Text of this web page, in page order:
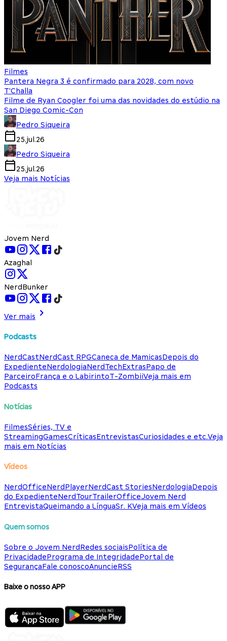
Filmes
Pantera Negra 3 é confirmado para 2028, com novo
T'Challa
Filme de Ryan Coogler foi uma das novidades do estúdio na
San Diego Comic-Con
Pedro Siqueira
25.jul.26
Pedro Siqueira
25.jul.26
Veja mais Notícias
Jovem Nerd
Azaghal
NerdBunker
Ver mais
Podcasts
NerdCastNerdCast RPGCaneca de MamicasDepois do
ExpedienteNerdologiaNerdTechExtrasPapo de
ParceiroFrança e o LabirintoT-ZombiiVeja mais em
Podcasts
Notícias
FilmesSéries, TV e
StreamingGamesCríticasEntrevistasCuriosidades e etc.Veja
mais em Notícias
Vídeos
NerdOfficeNerdPlayerNerdCast StoriesNerdologiaDepois
do ExpedienteNerdTourTrailerOfficeJovem Nerd
EntrevistaQueimando a LínguaSr. KVeja mais em Vídeos
Quem somos
Sobre o Jovem NerdRedes sociaisPolítica de
PrivacidadePrograma de IntegridadePortal de
SegurançaFale conoscoAnuncieRSS
Baixe o nosso APP